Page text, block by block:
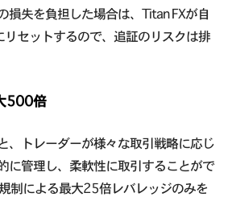
損失を負担した場合は、Titan FXが自
セットするので、追証のリスクは排
500倍
、トレーダーが様々な取引戦略に応じ
に管理し、柔軟性に取引することがで
制による最大25倍レバレッジのみを